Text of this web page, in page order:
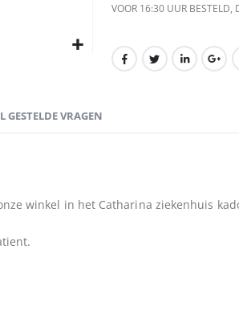
VOOR 16:30 UUR BESTELD,
winkel in het Catharina ziekenhuis
GESTELDE VRAGEN